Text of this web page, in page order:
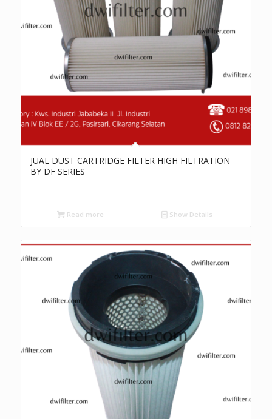
JUAL DUST CARTRIDGE FILTER HIGH FILTRATION
BY DF SERIES
Read more Show Details